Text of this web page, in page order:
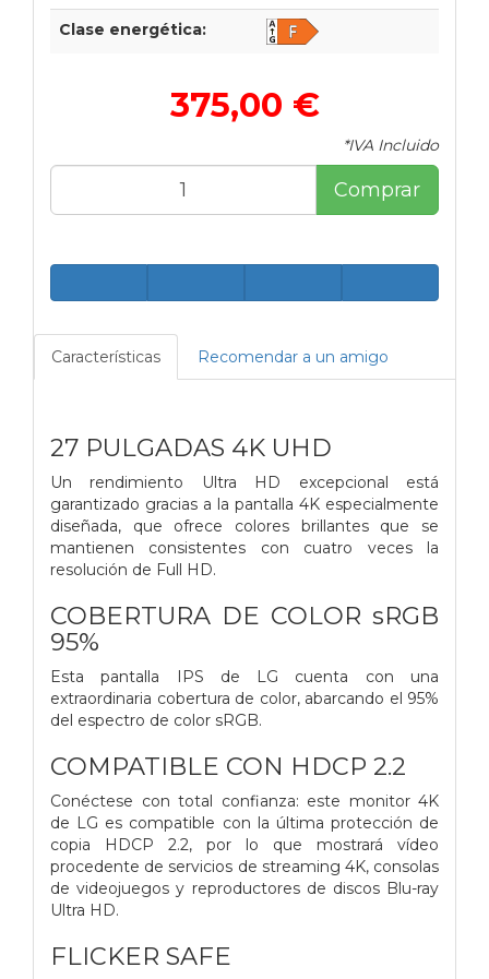
Clase energética:
375,00 €
*IVA Incluido
Comprar
Características Recomendar a un amigo
27 PULGADAS 4K UHD
Un rendimiento Ultra HD excepcional está
garantizado gracias a la pantalla 4K especialmente
diseñada, que ofrece colores brillantes que se
mantienen consistentes con cuatro veces la
resolución de Full HD.
COBERTURA DE COLOR sRGB
95%
Esta pantalla IPS de LG cuenta con una
extraordinaria cobertura de color, abarcando el 95%
del espectro de color sRGB.
COMPATIBLE CON HDCP 2.2
Conéctese con total confianza: este monitor 4K
de LG es compatible con la última protección de
copia HDCP 2.2, por lo que mostrará vídeo
procedente de servicios de streaming 4K, consolas
de videojuegos y reproductores de discos Blu-ray
Ultra HD.
FLICKER SAFE